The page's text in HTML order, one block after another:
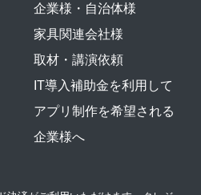
企業様・自治体様
家具関連会社様
取材・講演依頼
IT導入補助金を利用して
アプリ制作を希望される
企業様へ